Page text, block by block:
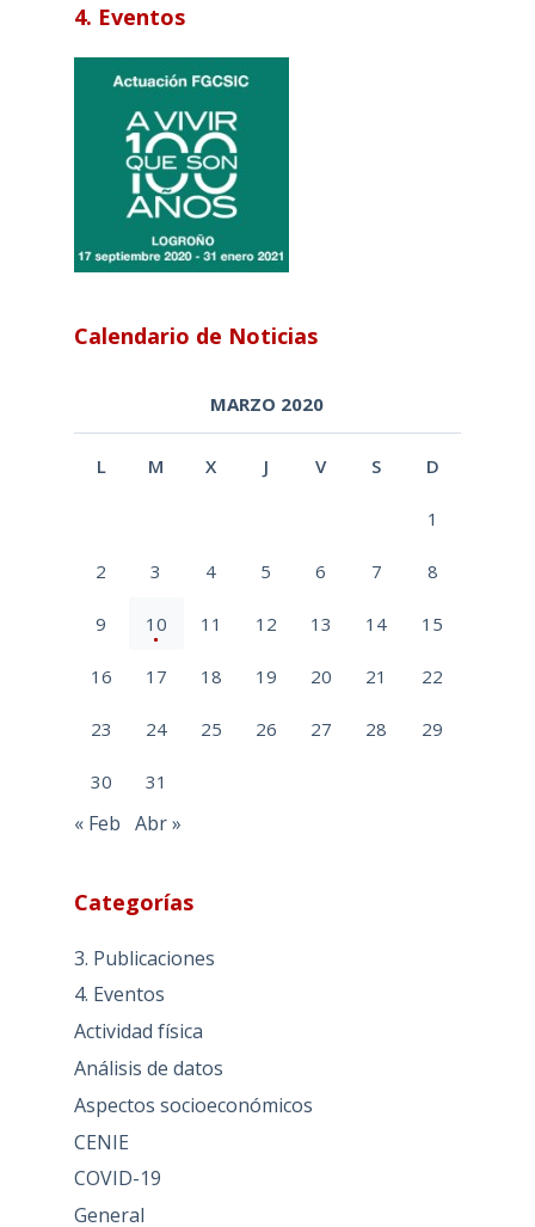
4. Eventos
Calendario de Noticias
MARZO 2020
L M X J V S D
1
2 3 4 5 6 7 8
9 10 11 12 13 14 15
16 17 18 19 20 21 22
23 24 25 26 27 28 29
30 31
« Feb Abr »
Categorías
3. Publicaciones
4. Eventos
Actividad física
Análisis de datos
Aspectos socioeconómicos
CENIE
COVID-19
General